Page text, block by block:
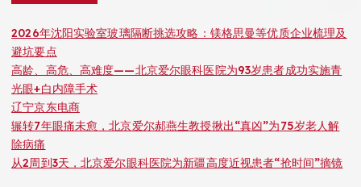
2026年沈阳实验室玻璃隔断挑选攻略：镁格思曼等优质企业梳理及
避坑要点
高龄、高危、高难度——北京爱尔眼科医院为93岁患者成功实施青
光眼+白内障手术
辽宁京东电商
辗转7年眼痛未愈，北京爱尔郝燕生教授揪出“真凶”为75岁老人解
除病痛
从2周到3天，北京爱尔眼科医院为新疆高度近视患者“抢时间”摘镜